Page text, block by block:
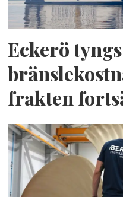
Eckerö
frakten